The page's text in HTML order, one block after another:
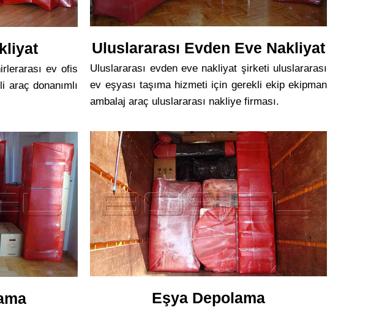
ev ofis
araç donanımlı
Uluslararası Evden Eve Nakliyat
Uluslararası evden eve nakliyat şirketi uluslararası
ev eşyası taşıma hizmeti için gerekli ekip ekipman
ambalaj araç uluslararası nakliye firması.
Eşya Depolama